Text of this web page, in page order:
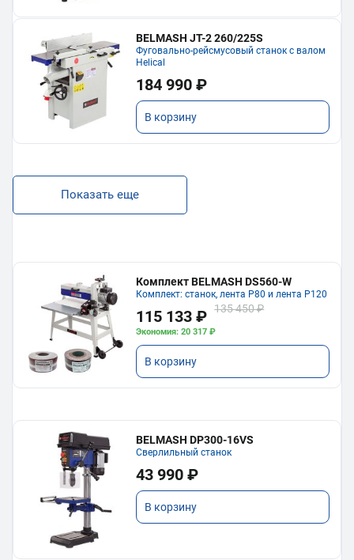
BELMASH JT-2 260/225S
Фуговально-рейсмусовый станок с валом
Helical
184 990 ₽
В корзину
Показать еще
Комплект BELMASH DS560-W
Комплект: станок, лента P80 и лента P120
115 133 ₽ 135 450 ₽
Экономия: 20 317 ₽
В корзину
BELMASH DP300-16VS
Сверлильный станок
43 990 ₽
В корзину